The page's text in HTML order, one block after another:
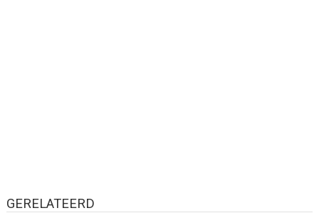
GERELATEERD